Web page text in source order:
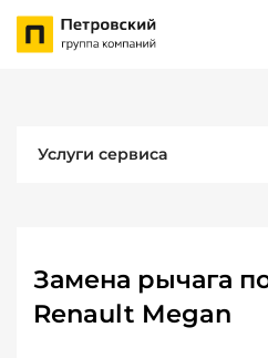
Услуги сервиса
Замена рычага
Renault Megan